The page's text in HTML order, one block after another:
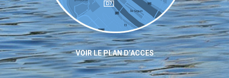
VOIR LE PLAN D’ACCES